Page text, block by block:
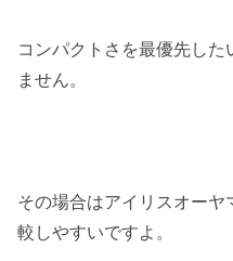
コンパクトさを最優先し
ません。
その場合はアイリスオー
較しやすいですよ。